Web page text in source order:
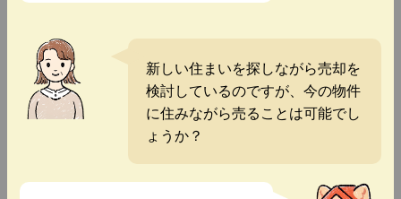
新しい住まいを探しながら売却を
検討しているのですが、今の物件
に住みながら売ることは可能でし
ょうか？